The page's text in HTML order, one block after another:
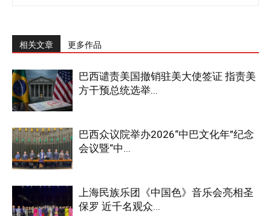
相关文章 更多作品
巴西谴责美国撤销驻美大使签证 指责美
方干预总统选举...
巴西众议院举办2026“中巴文化年”纪念
会议暨“中...
上海民族乐团《中国色》音乐会亮相圣
保罗 近千名观众...